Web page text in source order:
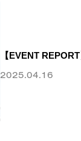
【EVENT
2025.04.16